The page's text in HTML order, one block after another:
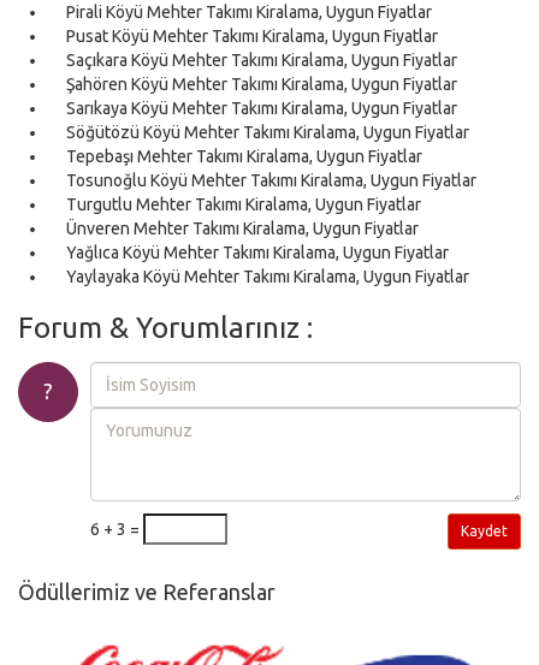
Pirali Köyü Mehter Takımı Kiralama, Uygun Fiyatlar
Pusat Köyü Mehter Takımı Kiralama, Uygun Fiyatlar
Saçıkara Köyü Mehter Takımı Kiralama, Uygun Fiyatlar
Şahören Köyü Mehter Takımı Kiralama, Uygun Fiyatlar
Sarıkaya Köyü Mehter Takımı Kiralama, Uygun Fiyatlar
Söğütözü Köyü Mehter Takımı Kiralama, Uygun Fiyatlar
Tepebaşı Mehter Takımı Kiralama, Uygun Fiyatlar
Tosunoğlu Köyü Mehter Takımı Kiralama, Uygun Fiyatlar
Turgutlu Mehter Takımı Kiralama, Uygun Fiyatlar
Ünveren Mehter Takımı Kiralama, Uygun Fiyatlar
Yağlıca Köyü Mehter Takımı Kiralama, Uygun Fiyatlar
Yaylayaka Köyü Mehter Takımı Kiralama, Uygun Fiyatlar
Forum & Yorumlarınız :
?
6 + 3 = Kaydet
Ödüllerimiz ve Referanslar